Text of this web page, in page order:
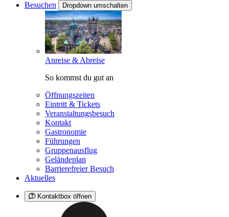
Besuchen
Dropdown umschalten
Anreise & Abreise
So kommst du gut an
Öffnungszeiten
Eintritt & Tickets
Veranstaltungsbesuch
Kontakt
Gastronomie
Führungen
Gruppenausflug
Geländeplan
Barrierefreier Besuch
Aktuelles
Kontaktbox öffnen